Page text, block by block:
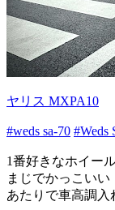
ヤリス MXPA10
#weds sa-70 #Weds
1番好きなホイー
まじでかっこいい
あたりで車高調入